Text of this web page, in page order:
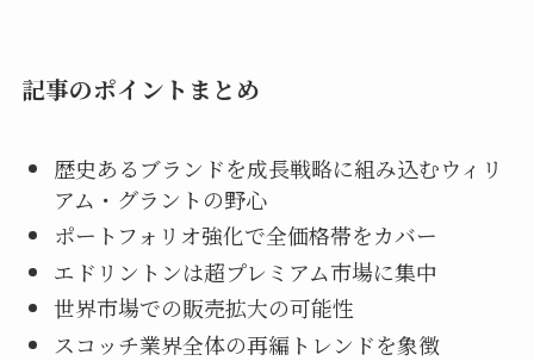
記事のポイントまとめ
歴史あるブランドを成長戦略に組み込むウィリ
アム・グラントの野心
ポートフォリオ強化で全価格帯をカバー
エドリントンは超プレミアム市場に集中
世界市場での販売拡大の可能性
スコッチ業界全体の再編トレンドを象徴